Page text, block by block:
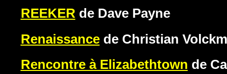
REEKER de Dave Payne
Renaissancede Christian
Rencontre à Elizabethtown de